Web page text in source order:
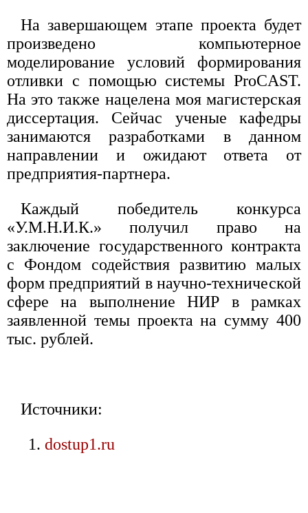
На завершающем этапе проекта будет
произведено компьютерное
моделирование условий формирования
отливки с помощью системы ProCAST.
На это также нацелена моя магистерская
диссертация. Сейчас ученые кафедры
занимаются разработками в данном
направлении и ожидают ответа от
предприятия-партнера.
Каждый победитель конкурса
«У.М.Н.И.К.» получил право на
заключение государственного контракта
с Фондом содействия развитию малых
форм предприятий в научно-технической
сфере на выполнение НИР в рамках
заявленной темы проекта на сумму 400
тыс. рублей.
Источники:
dostup1.ru